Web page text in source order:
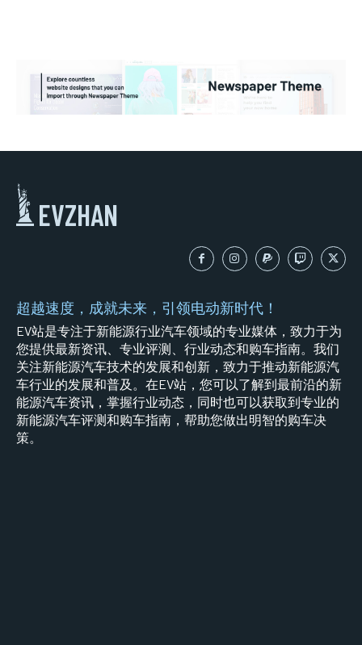
EVZHAN
超越速度，成就未来，引领电动新时代！
EV站是专注于新能源行业汽车领域的专业媒体，致力于为
您提供最新资讯、专业评测、行业动态和购车指南。我们
关注新能源汽车技术的发展和创新，致力于推动新能源汽
车行业的发展和普及。在EV站，您可以了解到最前沿的新
能源汽车资讯，掌握行业动态，同时也可以获取到专业的
新能源汽车评测和购车指南，帮助您做出明智的购车决
策。